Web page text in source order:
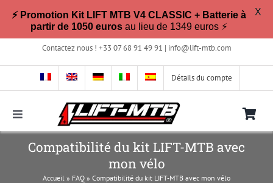
au
Contactez nous ! +33 07 68 91 49 91 | info@lift-mtb.com
Détails du compte
Toggle
Navigation
Compatible avec mon vélo ?
Compatibilité du kit LIFT-MTB avec
mon vélo
Accueil » FAQ » Compatibilité du kit LIFT-MTB avec mon vélo
⚡ Promotion Kit LIFT MTB V4 CLASSIC + Batterie à
partir de 1050 euros au lieu de 1349 euros ⚡
X